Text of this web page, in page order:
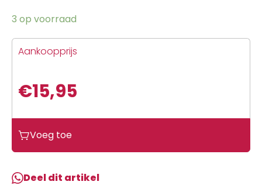
3 op voorraad
Aankoopprijs
€15,95
Voeg toe
Deel dit artikel